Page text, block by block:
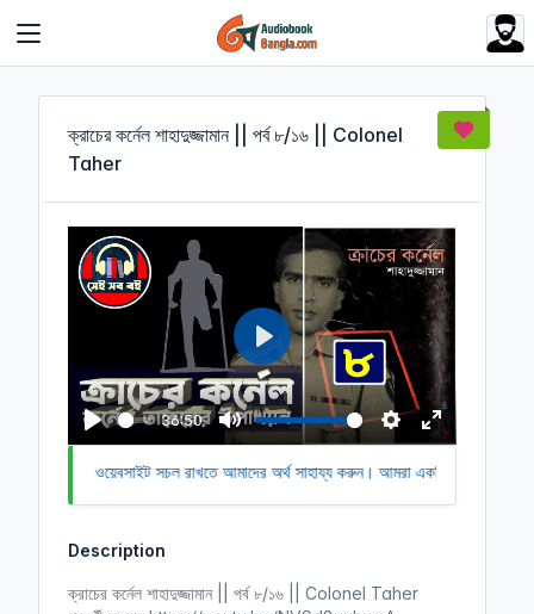
ক্রাচের কর্নেল শাহাদুজ্জামান || পর্ব ৮/১৬ || Colonel
Taher
P
l
36:50
M
u
S
e
g
E
n
P
l
a
y
আমাদের ওয়েবসাইট সচল রাখতে আমাদের অর্থ সাহায্য করুন। আমরা একটি অলাভজনক
Description
ক্রাচের কর্নেল শাহাদুজ্জামান || পর্ব ৮/১৬ || Colonel Taher